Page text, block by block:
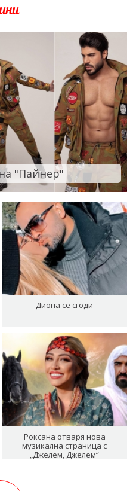
"Пайнер"
Диона се сгоди
Роксана отваря нова
музикална страница с
„Джелем, Джелем“